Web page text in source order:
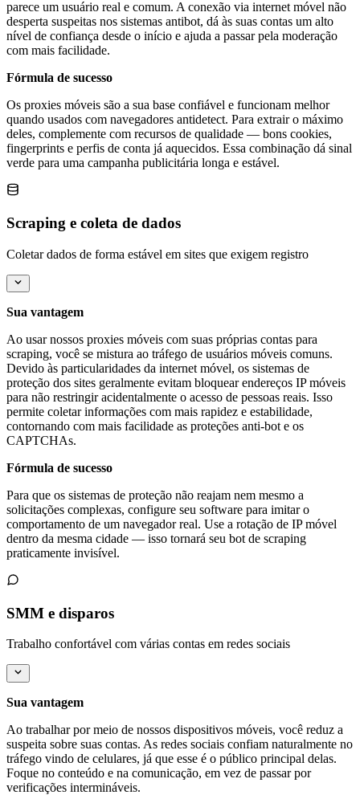
parece um usuário real e comum. A conexão via internet móvel não
desperta suspeitas nos sistemas antibot, dá às suas contas um alto
nível de confiança desde o início e ajuda a passar pela moderação
com mais facilidade.
Fórmula de sucesso
Os proxies móveis são a sua base confiável e funcionam melhor
quando usados com navegadores antidetect. Para extrair o máximo
deles, complemente com recursos de qualidade — bons cookies,
fingerprints e perfis de conta já aquecidos. Essa combinação dá sinal
verde para uma campanha publicitária longa e estável.
Scraping e coleta de dados
Coletar dados de forma estável em sites que exigem registro
Sua vantagem
Ao usar nossos proxies móveis com suas próprias contas para
scraping, você se mistura ao tráfego de usuários móveis comuns.
Devido às particularidades da internet móvel, os sistemas de
proteção dos sites geralmente evitam bloquear endereços IP móveis
para não restringir acidentalmente o acesso de pessoas reais. Isso
permite coletar informações com mais rapidez e estabilidade,
contornando com mais facilidade as proteções anti-bot e os
CAPTCHAs.
Fórmula de sucesso
Para que os sistemas de proteção não reajam nem mesmo a
solicitações complexas, configure seu software para imitar o
comportamento de um navegador real. Use a rotação de IP móvel
dentro da mesma cidade — isso tornará seu bot de scraping
praticamente invisível.
SMM e disparos
Trabalho confortável com várias contas em redes sociais
Sua vantagem
Ao trabalhar por meio de nossos dispositivos móveis, você reduz a
suspeita sobre suas contas. As redes sociais confiam naturalmente no
tráfego vindo de celulares, já que esse é o público principal delas.
Foque no conteúdo e na comunicação, em vez de passar por
verificações intermináveis.